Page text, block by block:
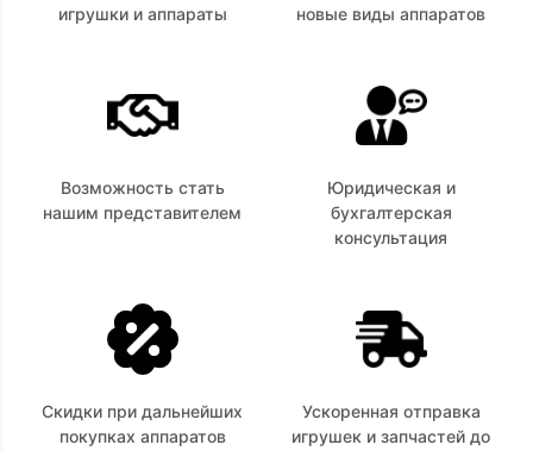
игрушки и аппараты
новые виды аппаратов
Возможность стать
нашим представителем
Юридическая и
бухгалтерская
консультация
Скидки при дальнейших
покупках аппаратов
Ускоренная отправка
игрушек и запчастей до